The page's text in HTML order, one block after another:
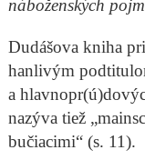
náboženských
Dudášova kniha
hanlivým
a
nazýva tiež
bučiacimi“ (s. 11).